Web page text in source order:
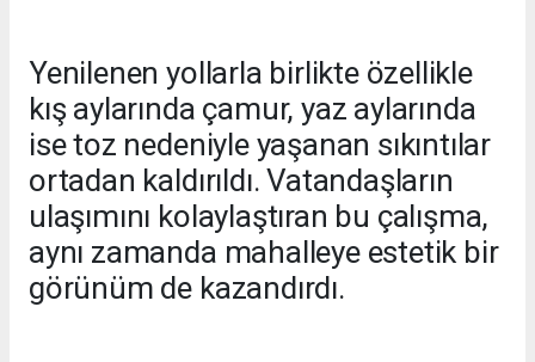
Yenilenen yollarla birlikte özellikle
kış aylarında çamur, yaz aylarında
ise toz nedeniyle yaşanan sıkıntılar
ortadan kaldırıldı. Vatandaşların
ulaşımını kolaylaştıran bu çalışma,
aynı zamanda mahalleye estetik bir
görünüm de kazandırdı.